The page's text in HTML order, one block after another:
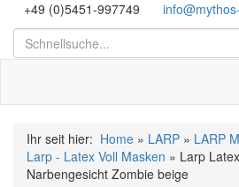
+49 (0)5451-997749
Ihr seit hier: Home » LARP » LARP
Larp - Latex Voll Masken » Larp
Narbengesicht Zombie beige